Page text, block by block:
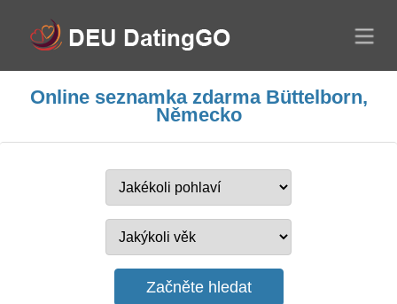
Online seznamka zdarma Büttelborn,
Německo